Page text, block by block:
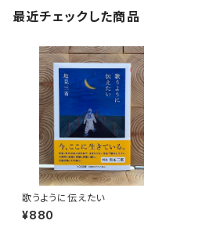
最近チェックした商品
歌うように伝えたい
¥880